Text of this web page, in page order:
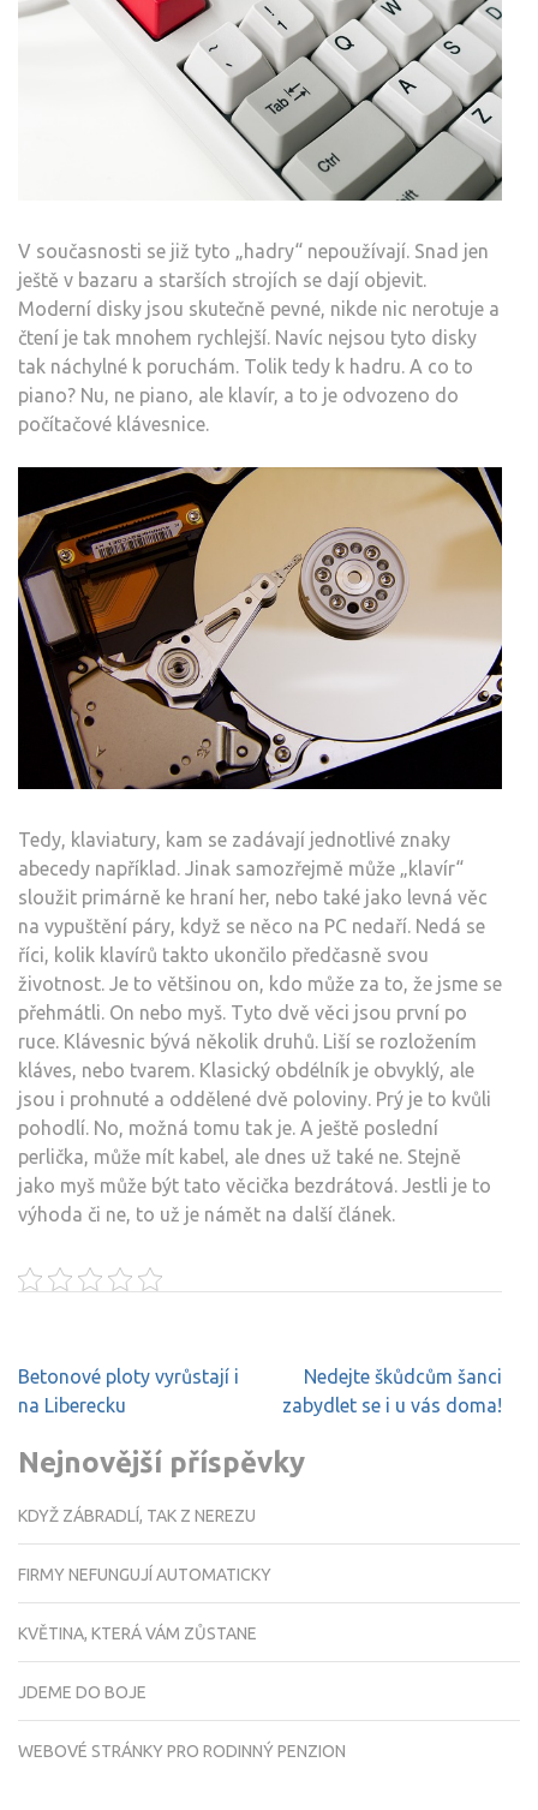
V současnosti se již tyto „hadry“ nepoužívají. Snad jen
ještě v bazaru a starších strojích se dají objevit.
Moderní disky jsou skutečně pevné, nikde nic nerotuje a
čtení je tak mnohem rychlejší. Navíc nejsou tyto disky
tak náchylné k poruchám. Tolik tedy k hadru. A co to
piano? Nu, ne piano, ale klavír, a to je odvozeno do
počítačové klávesnice.
Tedy, klaviatury, kam se zadávají jednotlivé znaky
abecedy například. Jinak samozřejmě může „klavír“
sloužit primárně ke hraní her, nebo také jako levná věc
na vypuštění páry, když se něco na PC nedaří. Nedá se
říci, kolik klavírů takto ukončilo předčasně svou
životnost. Je to většinou on, kdo může za to, že jsme se
přehmátli. On nebo myš. Tyto dvě věci jsou první po
ruce. Klávesnic bývá několik druhů. Liší se rozložením
kláves, nebo tvarem. Klasický obdélník je obvyklý, ale
jsou i prohnuté a oddělené dvě poloviny. Prý je to kvůli
pohodlí. No, možná tomu tak je. A ještě poslední
perlička, může mít kabel, ale dnes už také ne. Stejně
jako myš může být tato věcička bezdrátová. Jestli je to
výhoda či ne, to už je námět na další článek.
Navigace
pro
Betonové ploty vyrůstají i
na Liberecku
Nedejte škůdcům šanci
zabydlet se i u vás doma!
Nejnovější příspěvky
KDYŽ ZÁBRADLÍ, TAK Z NEREZU
FIRMY NEFUNGUJÍ AUTOMATICKY
KVĚTINA, KTERÁ VÁM ZŮSTANE
JDEME DO BOJE
WEBOVÉ STRÁNKY PRO RODINNÝ PENZION